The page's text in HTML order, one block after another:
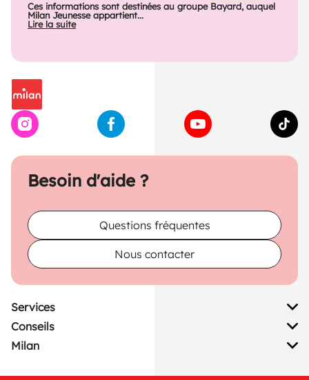
Besoin d'aide ?
Questions fréquentes
Nous contacter
Ces informations sont destinées au groupe Bayard, auquel
Milan Jeunesse appartient...
Lire la suite
Services
Conseils
Milan